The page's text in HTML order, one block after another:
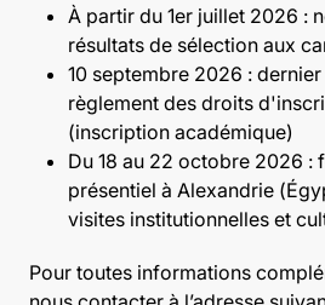
À partir du 1er juillet 2026 :
résultats de sélection aux
10 septembre 2026 : d
règlement des droits
(inscription académique)
Du 18 au 22 octobre 2026 :
présentiel à Alexandrie
visites institutionnelles et
Pour toutes informations